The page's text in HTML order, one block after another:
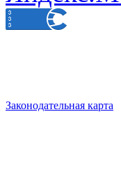
Законодательная карта